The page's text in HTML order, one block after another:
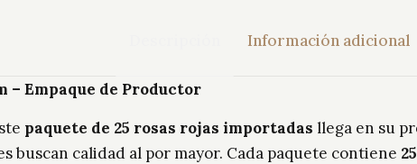
Información adicional
– Empaque de Productor
paquete de 25 rosas rojas importadas llega en su
buscan calidad al por mayor. Cada paquete contiene